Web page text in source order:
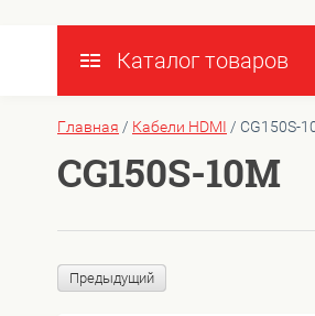
Каталог товаров
Главная / Кабели HDMI / CG150S-
CG150S-10M
Предыдущий